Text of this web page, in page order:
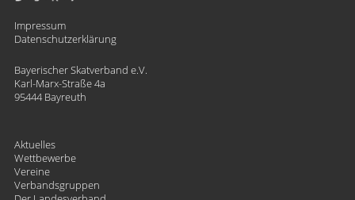
Impressum
Datenschutzerklärung
Bayerischer Skatverband e.V.
Karl-Marx-Straße 4a
95444 Bayreuth
Aktuelles
Wettbewerbe
Vereine
Verbandsgruppen